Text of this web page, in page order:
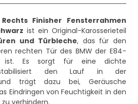
Finisher Fensterrahmen
ist ein Original-Karosserieteil
und Türbleche, das für den
rechten Tür des BMW der E84-
ist. Es sorgt für eine dichte
stabilisiert den Lauf in der
und trägt dazu bei, Geräusche
Eindringen von Feuchtigkeit in den